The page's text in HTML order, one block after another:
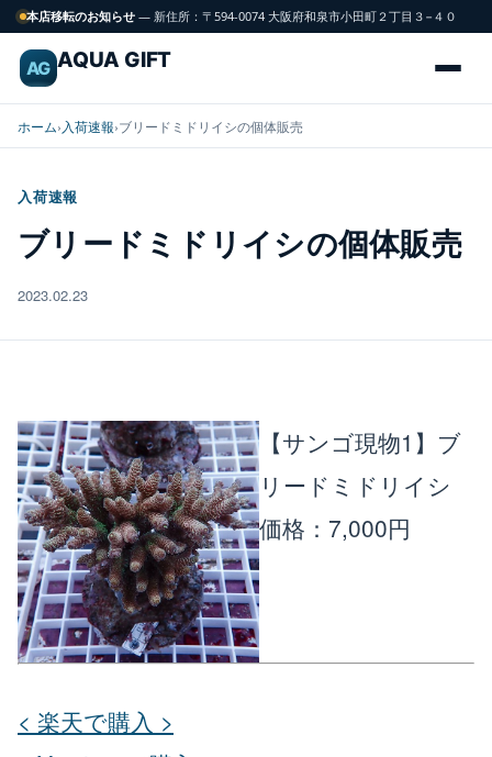
本店移転のお知らせ — 新住所：〒594-0074 大阪府和泉市小田町２丁目３−４０
AG AQUA GIFT
海
水
魚
FISH
飼育用品GEAR
水槽TANK
R 楽天店で購入↗
Y!Yahoo!店↗
ホーム› 入荷速報›ブリードミドリイシの個体販売
入荷速報
ブリードミドリイシの個体販売
2023.02.23
【サンゴ現物1】ブ
リードミドリイシ
価格：7,000円
< 楽天で購入 >